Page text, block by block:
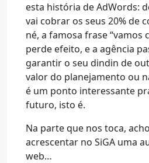
esta história de AdWords:
vai cobrar os seus 20% de
né, a famosa frase “vamos
perde efeito, e a agência
garantir o seu dindin de
valor do planejamento ou
é um ponto interessante
futuro, isto é.
Na parte que nos toca,
acrescentar no SiGA uma
web…